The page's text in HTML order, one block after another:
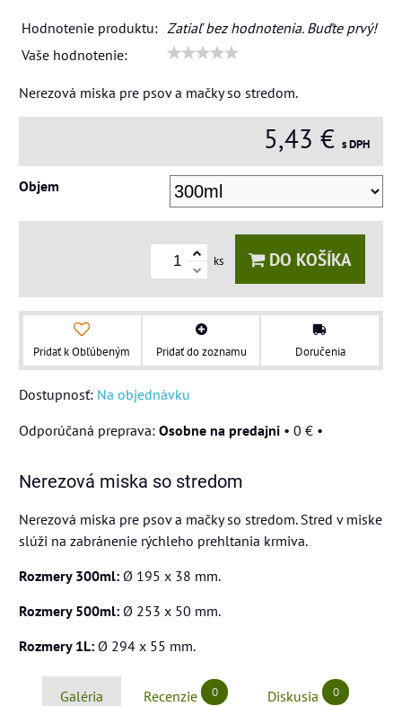
Hodnotenie produktu: Zatiaľ bez hodnotenia. Buďte prvý!
Vaše hodnotenie:
Nerezová miska pre psov a mačky so stredom.
5,43 € s DPH
Objem
ks DO KOŠÍKA
Pridať k Obľúbeným Pridať do zoznamu Doručenia
Dostupnosť: Na objednávku
Osobne na predajni • 0 € •
Nerezová miska so stredom
Nerezová miska pre psov a mačky so stredom. Stred v miske
slúži na zabránenie rýchleho prehltania krmiva.
Rozmery 300ml: Ø 195 x 38 mm.
Rozmery 500ml: Ø 253 x 50 mm.
Rozmery 1L: Ø 294 x 55 mm.
Galéria Recenzie 0 Diskusia 0